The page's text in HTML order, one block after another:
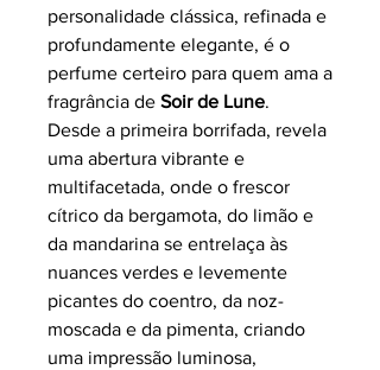
personalidade clássica, refinada e
profundamente elegante, é o
perfume certeiro para quem ama a
fragrância de Soir de Lune.
Desde a primeira borrifada, revela
uma abertura vibrante e
multifacetada, onde o frescor
cítrico da bergamota, do limão e
da mandarina se entrelaça às
nuances verdes e levemente
picantes do coentro, da noz-
moscada e da pimenta, criando
uma impressão luminosa,